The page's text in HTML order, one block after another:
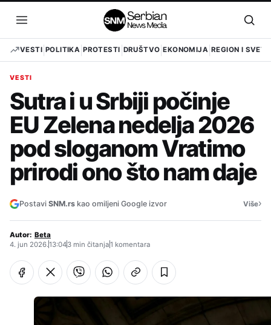
sadržaj
Otvori
meni
VESTI POLITIKA PROTESTI DRUŠTVO EKONOMIJA REGION I SVET
VESTI
Sutra i u Srbiji počinje
EU Zelena nedelja 2026
pod sloganom Vratimo
prirodi ono što nam daje
Postavi SNM.rs kao omiljeni Google izvor Više›
Autor: Beta
4. jun 2026.13:043 min čitanja1 komentara